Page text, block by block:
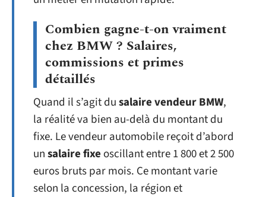
Combien gagne-t-on vraiment
chez BMW ? Salaires,
commissions et primes
détaillés
Quand il s’agit dusalaire vendeur BMW,
la réalité va bien au-delà du montant du
fixe. Le vendeur automobile reçoit d’abord
unsalaire fixe oscillant entre 1 800 et 2 500
euros bruts par mois. Ce montant varie
selon la concession, la région et